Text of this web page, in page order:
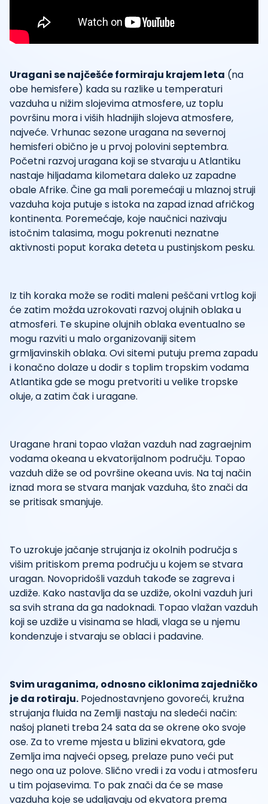
Uragani se najčešće formiraju krajem leta (na
obe hemisfere) kada su razlike u temperaturi
vazduha u nižim slojevima atmosfere, uz toplu
površinu mora i viših hladnijih slojeva atmosfere,
najveće. Vrhunac sezone uragana na severnoj
hemisferi obično je u prvoj polovini septembra.
Početni razvoj uragana koji se stvaraju u Atlantiku
nastaje hiljadama kilometara daleko uz zapadne
obale Afrike. Čine ga mali poremećaji u mlaznoj struji
vazduha koja putuje s istoka na zapad iznad afričkog
kontinenta. Poremećaje, koje naučnici nazivaju
istočnim talasima, mogu pokrenuti neznatne
aktivnosti poput koraka deteta u pustinjskom pesku.
Iz tih koraka može se roditi maleni peščani vrtlog koji
će zatim možda uzrokovati razvoj olujnih oblaka u
atmosferi. Te skupine olujnih oblaka eventualno se
mogu razviti u malo organizovaniji sitem
grmljavinskih oblaka. Ovi sitemi putuju prema zapadu
i konačno dolaze u dodir s toplim tropskim vodama
Atlantika gde se mogu pretvoriti u velike tropske
oluje, a zatim čak i uragane.
Uragane hrani topao vlažan vazduh nad zagraejnim
vodama okeana u ekvatorijalnom području. Topao
vazduh diže se od površine okeana uvis. Na taj način
iznad mora se stvara manjak vazduha, što znači da
se pritisak smanjuje.
To uzrokuje jačanje strujanja iz okolnih područja s
višim pritiskom prema području u kojem se stvara
uragan. Novopridošli vazduh takođe se zagreva i
uzdiže. Kako nastavlja da se uzdiže, okolni vazduh juri
sa svih strana da ga nadoknadi. Topao vlažan vazduh
koji se uzdiže u visinama se hladi, vlaga se u njemu
kondenzuje i stvaraju se oblaci i padavine.
Svim uraganima, odnosno ciklonima zajedničko
je da rotiraju. Pojednostavnjeno govoreći, kružna
strujanja fluida na Zemlji nastaju na sledeći način:
našoj planeti treba 24 sata da se okrene oko svoje
ose. Za to vreme mjesta u blizini ekvatora, gde
Zemlja ima najveći opseg, prelaze puno veći put
nego ona uz polove. Slično vredi i za vodu i atmosferu
u tim pojasevima. To pak znači da će se mase
vazduha koje se udaljavaju od ekvatora prema